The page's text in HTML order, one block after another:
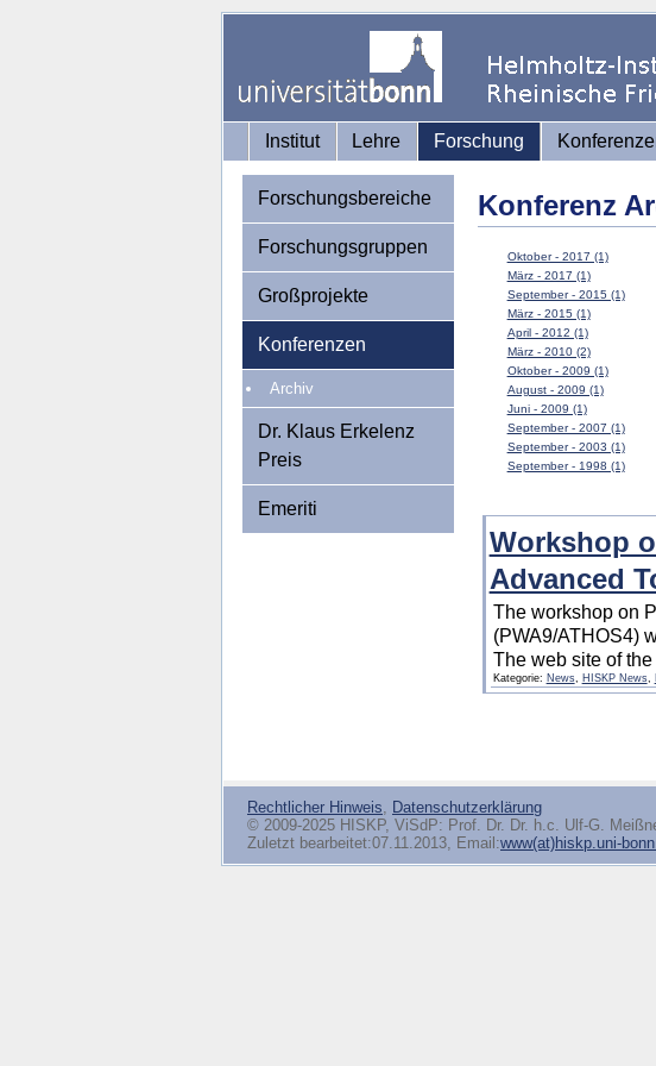
Institut Lehre Forschung
Forschungsbereiche
Forschungsgruppen
Großprojekte
Konferenzen
Archiv
Dr. Klaus Erkelenz
Preis
Emeriti
Konferenz
Oktober - 2017 (1)
März - 2017 (1)
September - 2015 (1)
März - 2015 (1)
April - 2012 (1)
März - 2010 (2)
Oktober - 2009 (1)
August - 2009 (1)
Juni - 2009 (1)
September - 2007 (1)
September - 2003 (1)
September - 1998 (1)
Workshop
Advanced
The workshop on
(PWA9/ATHOS4)
The web site of
Kategorie: News, HISKP News,
Rechtlicher Hinweis, Datenschutzerklärung
© 2009-2025 HISKP, ViSdP: Prof. Dr. Dr. h.c. Ulf-G.
Zuletzt bearbeitet:07.11.2013, Email:www(at)hiskp.uni-